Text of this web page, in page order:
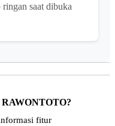
ringan saat dibuka
RAWONTOTO?
fitur